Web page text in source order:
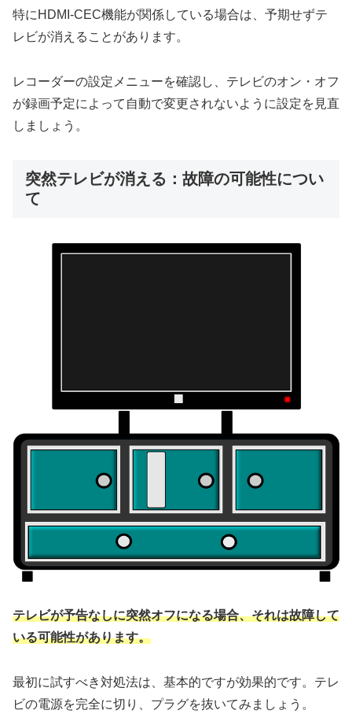
特にHDMI-CEC機能が関係している場合は、予期せずテ
レビが消えることがあります。
レコーダーの設定メニューを確認し、テレビのオン・オフ
が録画予定によって自動で変更されないように設定を見直
しましょう。
突然テレビが消える：故障の可能性につい
て
テレビが予告なしに突然オフになる場合、それは故障して
いる可能性があります。
最初に試すべき対処法は、基本的ですが効果的です。テレ
ビの電源を完全に切り、プラグを抜いてみましょう。